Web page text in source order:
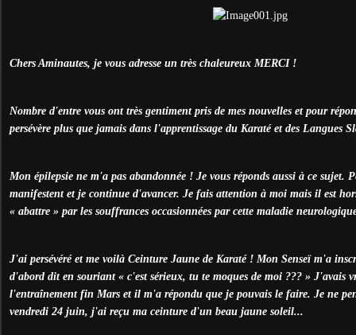
Chers Aminautes, je vous adresse un très chaleureux MERCI !
Nombre d'entre vous ont très gentiment pris de mes nouvelles et pour
persévère plus que jamais dans l'apprentissage du Karaté et des Langues
Mon épilepsie ne m'a pas abandonnée ! Je vous réponds aussi à ce sujet.
manifestent et je continue d'avancer. Je fais attention à moi mais il est
« abattre » par les souffrances occasionnées par cette maladie
J'ai persévéré et me voilà Ceinture Jaune de Karaté ! Mon Senseï m'a
d'abord dit en souriant « c'est sérieux, tu te moques de moi ??? » J'avais
l'entraînement fin Mars et il m'a répondu que je pouvais le faire. Je ne
vendredi 24 juin, j'ai reçu ma ceinture d'un beau jaune soleil...